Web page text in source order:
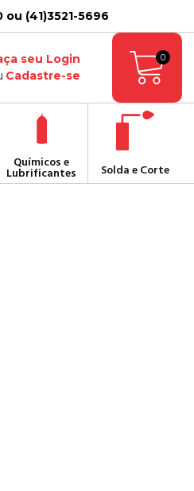
ou (41)3521-5696
seu Login
Cadastre-se
0
Químicos e
Lubrificantes Solda e Corte